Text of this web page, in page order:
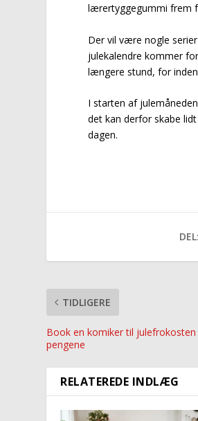
lærertyggegummi frem
Der vil være nogle
julekalendre kommer
længere stund, for
I starten af
det kan derfor skabe
dagen.
DEL:
TIDLIGERE
Book en komiker til
pengene
RELATEREDE INDLÆG